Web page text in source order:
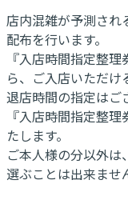
店内混雑が予測され
配布を行います。
『入店時間指定整
ら、ご入店いただけ
退店時間の指定はご
『入店時間指定整
たします。
ご本人様の分以外
選ぶことは出来ませ